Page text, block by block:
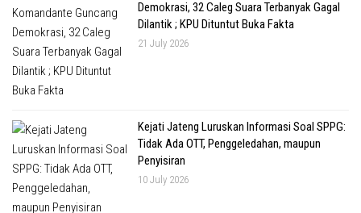
Demokrasi, 32 Caleg Suara Terbanyak Gagal
Dilantik ; KPU Dituntut Buka Fakta
21 July 2026
Kejati Jateng Luruskan Informasi Soal SPPG:
Tidak Ada OTT, Penggeledahan, maupun
Penyisiran
10 July 2026